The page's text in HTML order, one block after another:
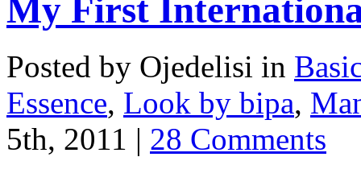
Posted by Ojedelisi in
Essence, Look by bipa,
5th, 2011 | 28 Comments